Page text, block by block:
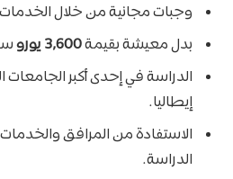
وجبات مجانية من خلال الخدمات
بدل معيشة بقيمة3,600 يورو
الدراسة في إحدى أكبر
إيطاليا.
الاستفادة من المرافق
الدراسة.